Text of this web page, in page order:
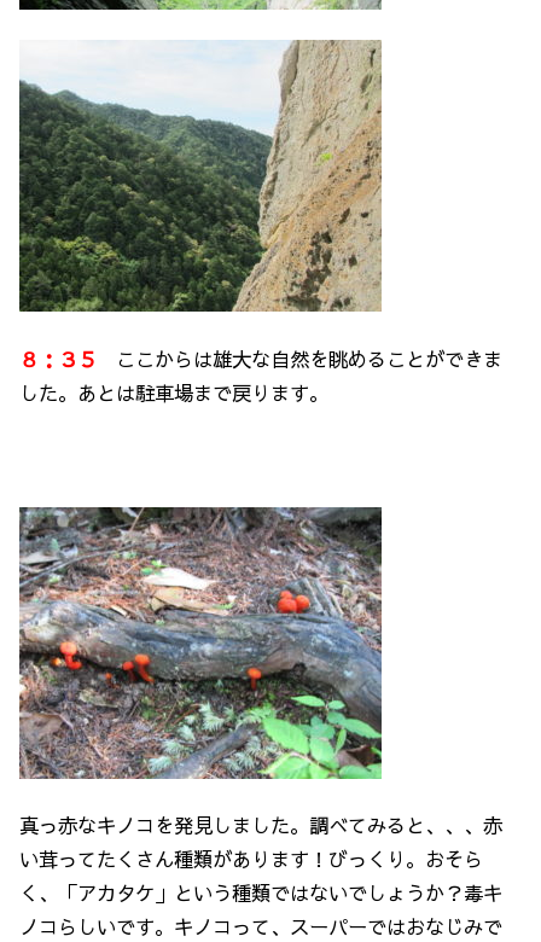
８：３５
ここからは雄大な自然を眺めることができま
した。あとは駐車場まで戻ります。
真っ赤なキノコを発見しました。調べてみると、、、赤
い茸ってたくさん種類があります！びっくり。おそら
く、「アカタケ」という種類ではないでしょうか？毒キ
ノコらしいです。キノコって、スーパーではおなじみで